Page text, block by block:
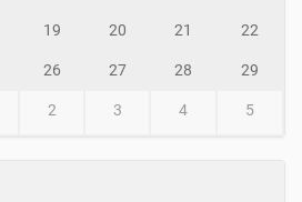
19 20 21 22
26 27 28 29
2 3 4 5